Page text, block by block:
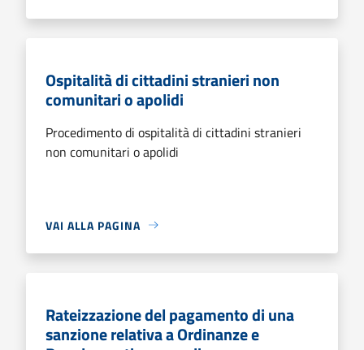
Ospitalità di cittadini stranieri non
comunitari o apolidi
Procedimento di ospitalità di cittadini stranieri
non comunitari o apolidi
VAI ALLA PAGINA
Rateizzazione del pagamento di una
sanzione relativa a Ordinanze e